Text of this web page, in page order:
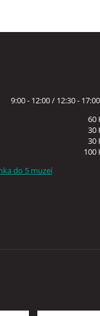
9:00 - 12:00 / 12:30 -
60
30
30
100
do 5 muzeí